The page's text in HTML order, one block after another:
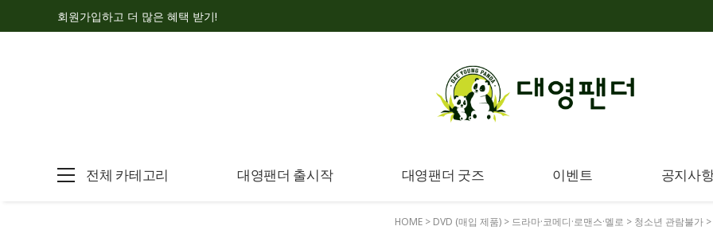
회원가입하고 더 많은 혜택 받기!
전체 카테고리 대영팬더 출시작 대영팬더 굿즈 이벤트 공지사
HOME > DVD (매입 제품) > 드라마·코메디·로맨스·멜로 > 청소년 관람불가